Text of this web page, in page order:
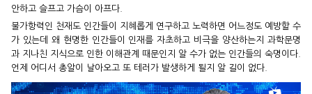
안하고 슬프고 가슴이 아프다.
불가항력인 천재도 인간들이 지혜롭게 연구하고 노력하면 어느정도 예방할 수
가 있는데 왜 현명한 인간들이 인재를 자초하고 비극을 양산하는지 과학문명
과 지나친 지식으로 인한 이해관계 때문인지 알 수가 없는 인간들의 숙명이다.
언제 어디서 총알이 날아오고 또 테러가 발생하게 될지 알 길이 없다.